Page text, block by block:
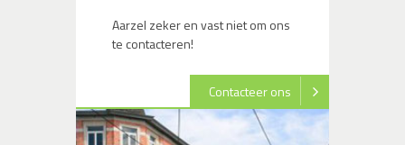
Aarzel zeker en vast niet om ons
te contacteren!
Contacteer ons